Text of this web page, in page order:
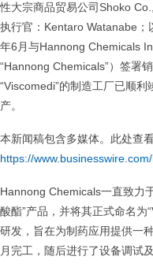
性大宗商品贸易公司Shoko
执行官：Kentaro Watanabe；
年6月与Hannong Chemicals
“Hannong Chemicals”）签署
“Viscomedi”的制造工厂已顺
产。
本新闻稿包含多媒体。此处查
https://
Hannong Chemicals一直致力
酸酯”产品，并将其正式命名为
研发，旨在为制药应用提供一
月完工，随后进行了设备调试